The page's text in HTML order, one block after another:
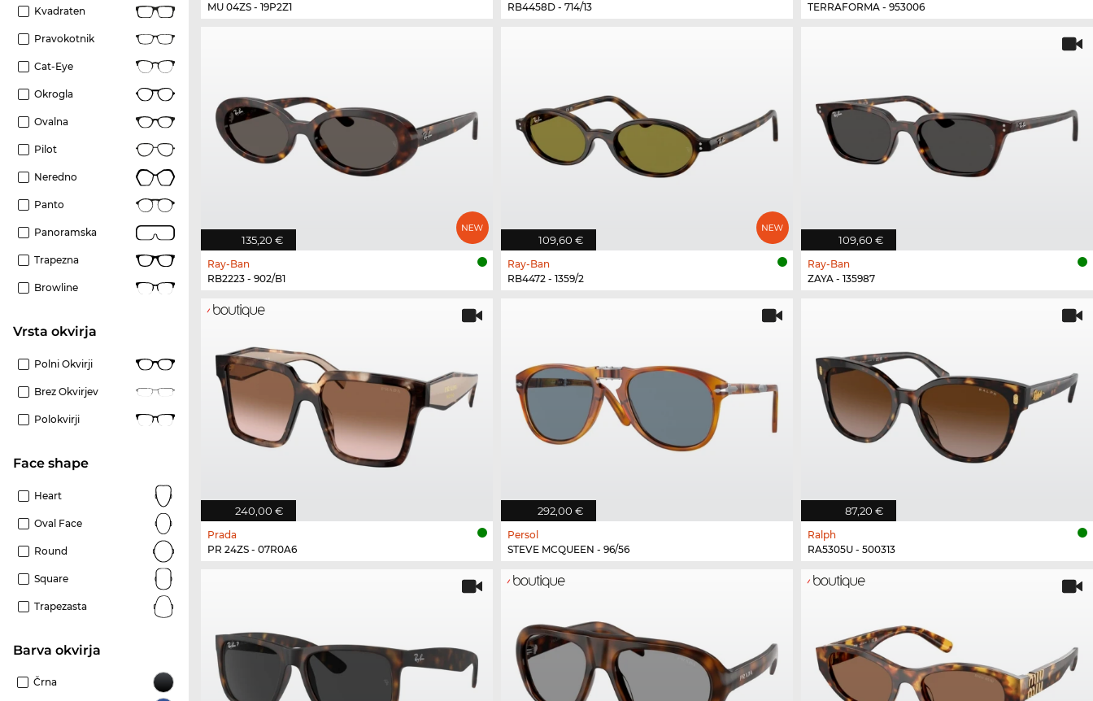
Kvadraten
Pravokotnik
Cat-Eye
Okrogla
Ovalna
Pilot
Neredno
Panto
Panoramska
Trapezna
Browline
Vrsta okvirja
Polni Okvirji
Brez Okvirjev
Polokvirji
Face shape
Heart
Oval Face
Round
Square
Trapezasta
Barva okvirja
Črna
MU 04ZS - 19P2Z1
RB4458D - 714/13
TERRAFORMA - 953006
135,20 €
Ray-Ban
RB2223 - 902/B1
109,60 €
Ray-Ban
RB4472 - 1359/2
109,60 €
Ray-Ban
ZAYA - 135987
240,00 €
Prada
PR 24ZS - 07R0A6
292,00 €
Persol
STEVE MCQUEEN - 96/56
87,20 €
Ralph
RA5305U - 500313